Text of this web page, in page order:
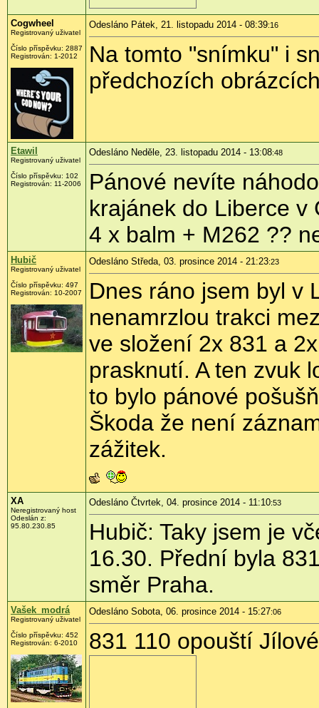
Cogwheel
Registrovaný uživatel
Číslo příspěvku: 2887
Registrován: 1-2012
Odesláno Pátek, 21. listopadu 2014 - 08:39:16
Na tomto "snímku" i
předchozích
Etawil
Registrovaný uživatel
Číslo příspěvku: 102
Registrován: 11-2006
Odesláno Neděle, 23. listopadu 2014 - 13:08:48
Pánové nevíte
krajánek do Liberce
4 x balm + M262 ??
Hubič
Registrovaný uživatel
Číslo příspěvku: 497
Registrován: 10-2007
Odesláno Středa, 03. prosince 2014 - 21:23:23
Dnes ráno jsem byl v
nenamrzlou trakci
ve složení 2x 831 a
prasknutí. A ten zvuk
to bylo pánové
Škoda že není
zážitek.
XA
Neregistrovaný host
Odeslán z:
95.80.230.85
Odesláno Čtvrtek, 04. prosince 2014 - 11:10:53
Hubič: Taky jsem je
16.30. Přední byla
směr Praha.
Vašek_modrá
Registrovaný uživatel
Číslo příspěvku: 452
Registrován: 6-2010
Odesláno Sobota, 06. prosince 2014 - 15:27:06
831 110 opouští